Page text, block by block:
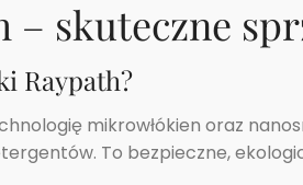
– skuteczne
Raypath?
mikrowłókien oraz
To bezpieczne,